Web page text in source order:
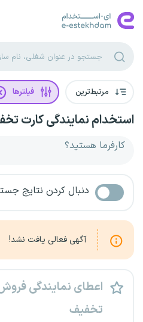
مرتبط‌ترین فیلترها
استخدام نمایندگی کارت
کارفرما هستید؟
دنبال کردن نتایج
آگهی فعالی یافت نشد!
اعطای نمایندگی
تخفیف